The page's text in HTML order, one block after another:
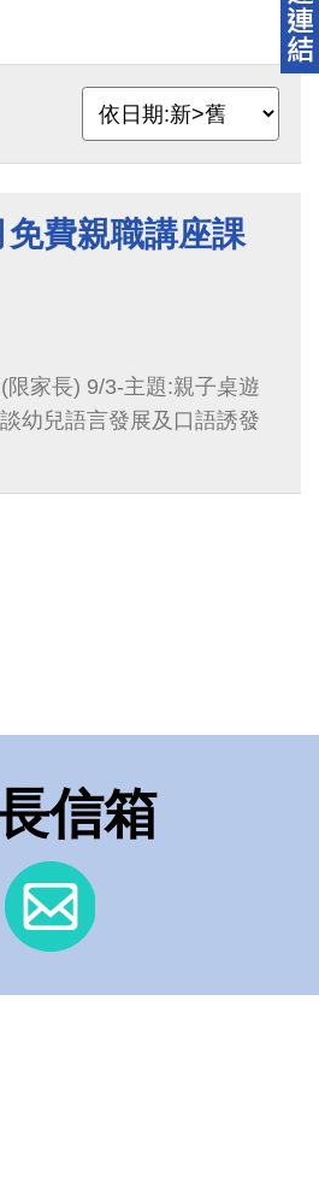
費親職講座課
家長) 9/3-主題:親子桌遊
幼兒語言發展及口語誘發
信箱